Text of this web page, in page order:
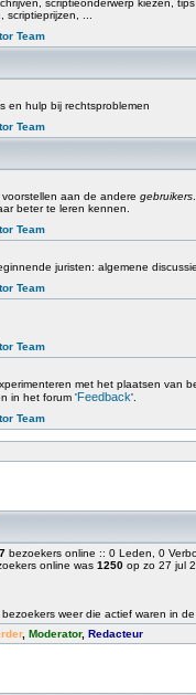
scriptieonderwerp kiezen,
...
Team
en hulp bij rechtsproblemen
Team
aan de andere gebruikers
beter te leren kennen.
Team
juristen: algemene
Team
Team
met het plaatsen van
in het forum 'Feedback'.
Team
bezoekers online :: 0 Leden, 0
online was 1250 op zo 27 jul
weer die actief waren in
, Moderator, Redacteur